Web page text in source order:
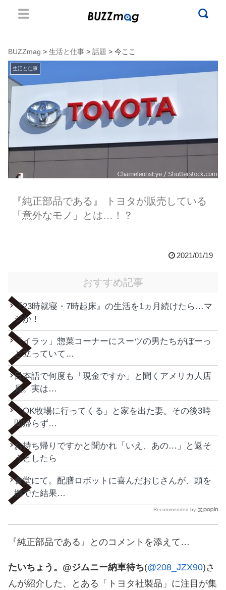
BUZZmag > 生活と仕事 > 話題 > 今ここ
生活と仕事
『純正部品である』 トヨタが販売している
「意外なモノ」とは…！？
2021/01/19
おすすめ記事
『23時就寝・7時起床』の生活を1ヵ月続けたら…マ
ジか！
「イラッ」惣菜コーナーにスーツの男たちがぼーっ
と立っていて…
日本語で何度も「現金ですか」と聞くアメリカ人店
員。実は…
「OK牧場に行ってくる」と家を出た妻。その後3時
間帰らず…
お持ち帰りですかと聞かれ「いえ、あの…」と返そ
うとしたら
食堂にて。配膳ロボットに喜んだおじさんが、頭を
撫でた結果…
Recommended by
『純正部品である』とのコメントを添えて…
たいちょう。@ジムニー納車待ち(@208_JZX90)さ
んが紹介した、とある「トヨタ社製品」に注目が集